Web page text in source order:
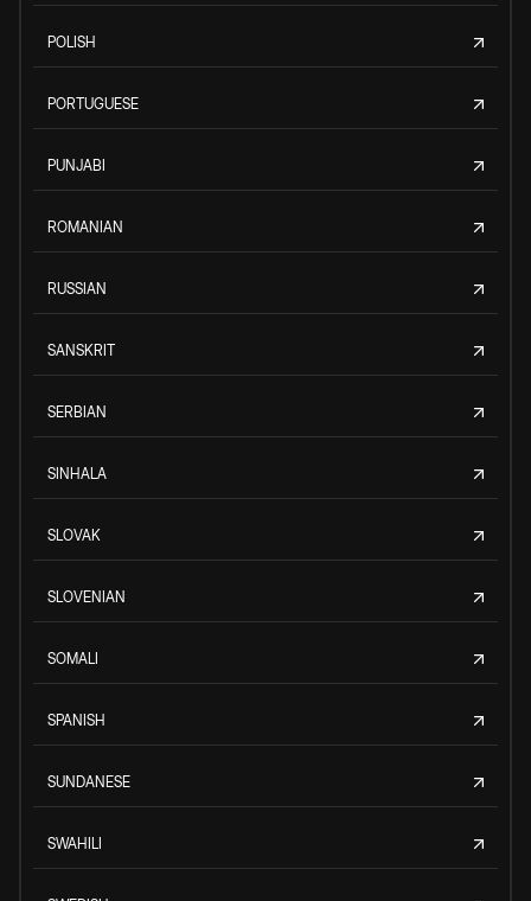
POLISH
PORTUGUESE
PUNJABI
ROMANIAN
RUSSIAN
SANSKRIT
SERBIAN
SINHALA
SLOVAK
SLOVENIAN
SOMALI
SPANISH
SUNDANESE
SWAHILI